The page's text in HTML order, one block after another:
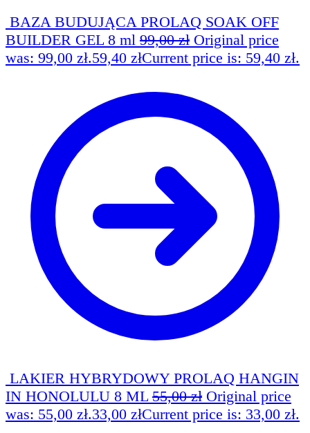
BAZA BUDUJĄCA PROLAQ SOAK OFF
BUILDER GEL 8 ml 99,00zł Original price
was: 99,00 zł.59,40 złCurrent price is: 59,40 zł.
LAKIER HYBRYDOWY PROLAQ HANGIN
IN HONOLULU 8 ML 55,00zł Original price
was: 55,00 zł.33,00 złCurrent price is: 33,00 zł.